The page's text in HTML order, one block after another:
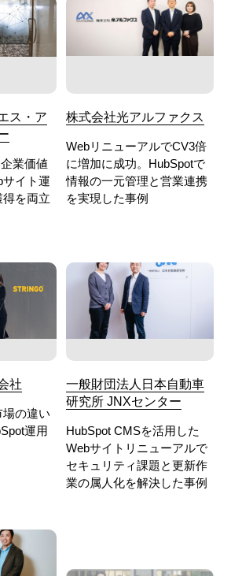
ス・ア
業価値
サイト運
得を両立
株式会社光アルファクス
WebリニューアルでCV3倍
に増加に成功。HubSpotで
情報の一元管理と営業連携
を実現した事例
社
の違い
運用
一般財団法人日本自動車
研究所 JNXセンター
HubSpot CMSを活用した
Webサイトリニューアルで
セキュリティ課題と更新作
業の属人化を解決した事例